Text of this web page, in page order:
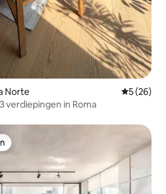
Norte
5 (26)
verdiepingen in Roma